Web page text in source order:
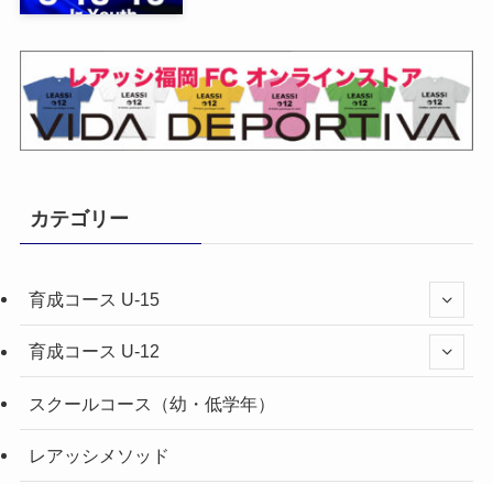
カテゴリー
育成コース U-15
育成コース U-12
スクールコース（幼・低学年）
レアッシメソッド